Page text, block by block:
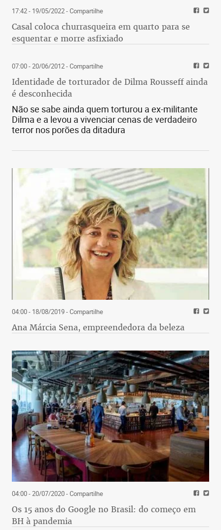
17:42 - 19/05/2022- Compartilhe
Casal coloca churrasqueira em quarto para se
esquentar e morre asfixiado
07:00 - 20/06/2012- Compartilhe
Identidade de torturador de Dilma Rousseff ainda
é desconhecida
Não se sabe ainda quem torturou a ex-militante
Dilma e a levou a vivenciar cenas de verdadeiro
terror nos porões da ditadura
04:00 - 18/08/2019- Compartilhe
Ana Márcia Sena, empreendedora da beleza
04:00 - 20/07/2020- Compartilhe
Os 15 anos do Google no Brasil: do começo em
BH à pandemia